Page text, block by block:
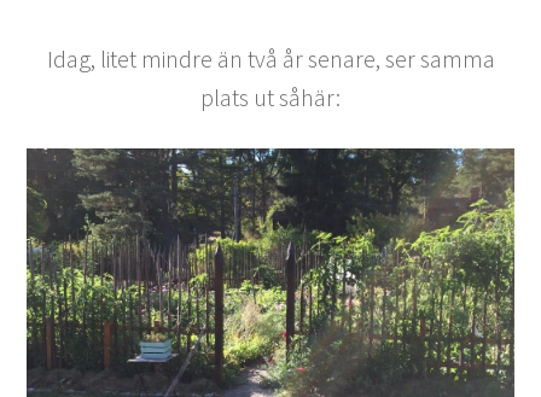
Idag, litet mindre än två år senare, ser samma
plats ut såhär: